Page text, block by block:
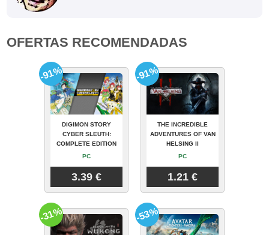
OFERTAS RECOMENDADAS
DIGIMON STORY
CYBER SLEUTH:
COMPLETE EDITION
PC
3.39 €
-91%
THE INCREDIBLE
ADVENTURES OF VAN
HELSING II
PC
1.21 €
-91%
-31% -53%